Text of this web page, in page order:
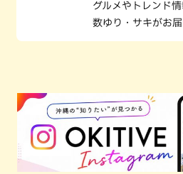
グルメやトレンド
数ゆり・サキがお届